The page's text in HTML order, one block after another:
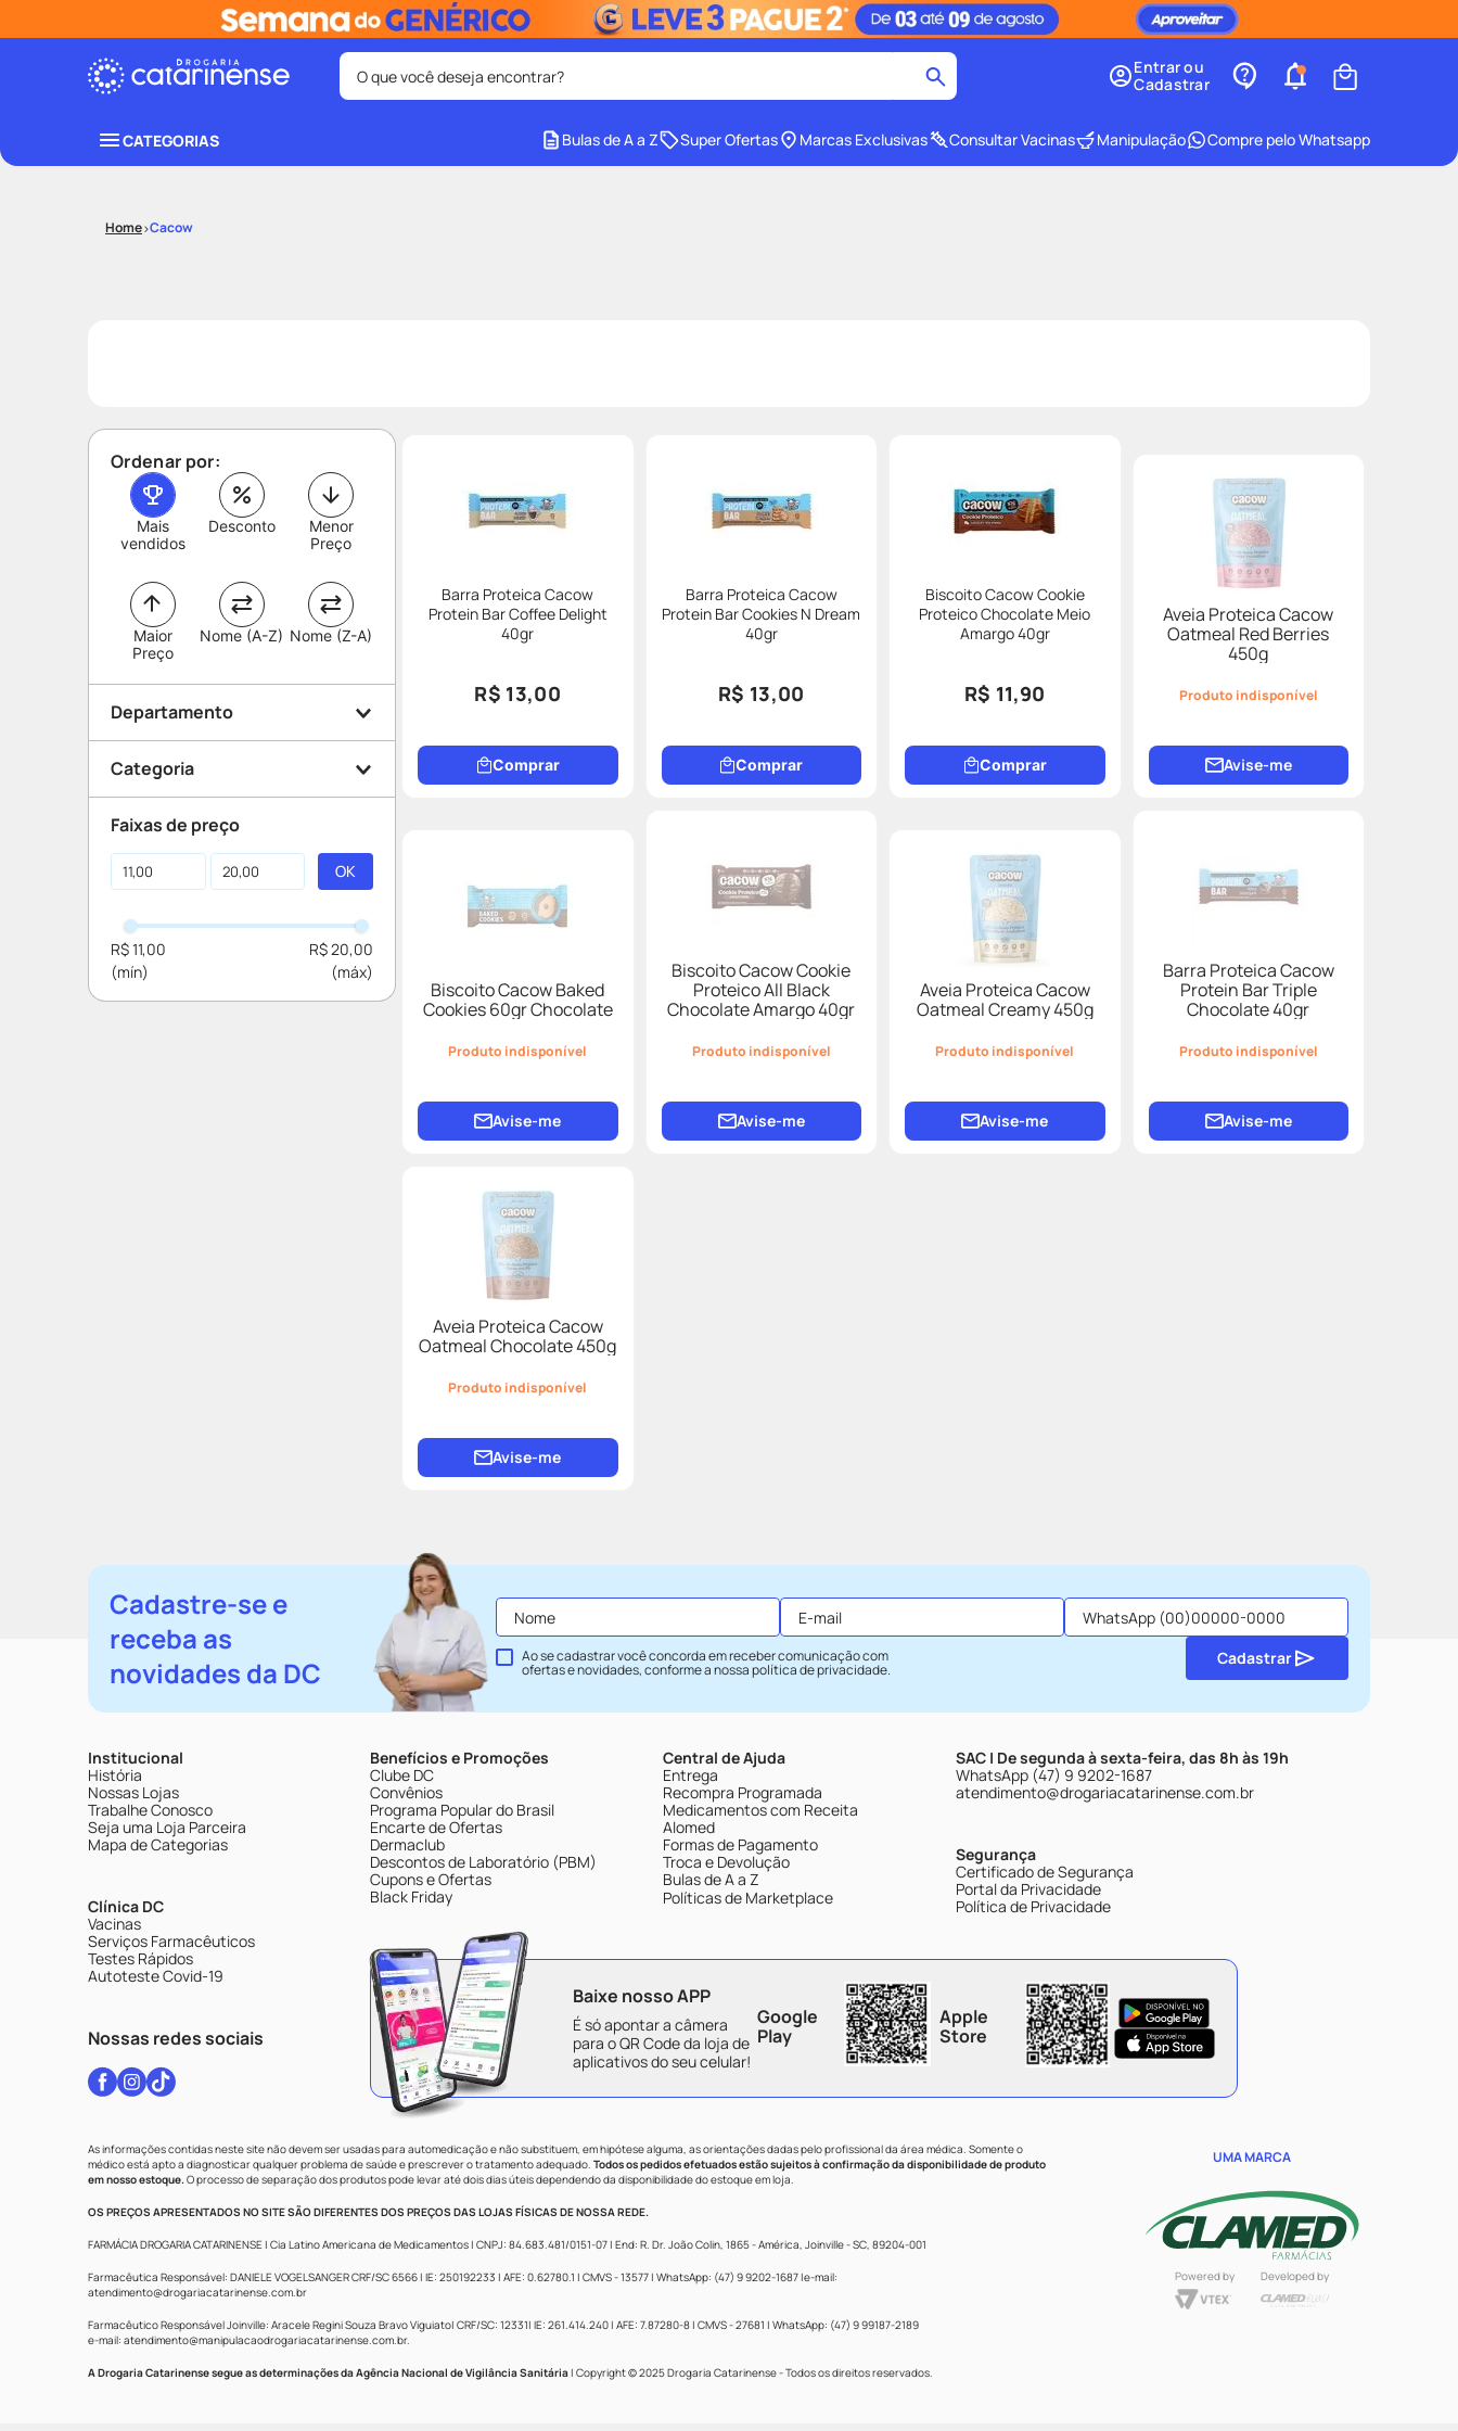
O que você deseja encontrar?
Entrar ou
Cadastrar
CATEGORIAS Bulas de A a Z Super Ofertas Marcas Exclusivas Consultar Vacinas Manipulação Compre pelo Whatsapp
Cacow
Ordenar por:
Mais
vendidos
Desconto
Maior
Preço
Menor
Preço
Nome (A-Z) Nome (Z-A)
Departamento
Dieta e Suplemento
Categoria
Barrinhas e Snacks
Faixas de preço
R$ 11,00 R$ 20,00
Barra Proteica Cacow
Protein Bar Coffee Delight
40gr
R$ 13,00
Comprar
Barra Proteica Cacow
Protein Bar Cookies N Dream
40gr
R$ 13,00
Comprar
Biscoito Cacow Cookie
Proteico Chocolate Meio
Amargo 40gr
R$ 11,90
Comprar
Aveia Proteica Cacow
Oatmeal Red Berries
450g
Produto indisponível
Avise-me
Biscoito Cacow Baked
Cookies 60gr Chocolate
Produto indisponível
Avise-me
Biscoito Cacow Cookie
Proteico All Black
Chocolate Amargo 40gr
Produto indisponível
Avise-me
Aveia Proteica Cacow
Oatmeal Creamy 450g
Produto indisponível
Avise-me
Barra Proteica Cacow
Protein Bar Triple
Chocolate 40gr
Produto indisponível
Avise-me
Aveia Proteica Cacow
Oatmeal Chocolate 450g
Produto indisponível
Avise-me
Cadastre-se e
receba as
novidades da DC
Ao se cadastrar você concorda em receber comunicação com
ofertas e novidades, conforme a nossapolítica de privacidade.
Cadastrar
Institucional
História
Nossas Lojas
Trabalhe Conosco
Seja uma Loja Parceira
Mapa de Categorias
Clínica DC
Vacinas
Serviços Farmacêuticos
Testes Rápidos
Autoteste Covid-19
Nossas redes sociais
Benefícios e Promoções
Clube DC
Convênios
Programa Popular do Brasil
Encarte de Ofertas
Dermaclub
Descontos de Laboratório (PBM)
Cupons e Ofertas
Black Friday
Central de Ajuda
Entrega
Recompra Programada
Medicamentos com Receita
Alomed
Formas de Pagamento
Troca e Devolução
Bulas de A a Z
Políticas de Marketplace
SAC | De segunda à sexta-feira, das 8h às 19h
WhatsApp (47) 9 9202-1687
atendimento@drogariacatarinense.com.br
Segurança
Certificado de Segurança
Portal da Privacidade
Política de Privacidade
Baixe nosso APP
É só apontar a câmera
para o QR Code da loja de
aplicativos do seu celular!
Google
Play
Apple
Store
As informações contidas neste site não devem ser usadas para automedicação e não substituem, em hipótese alguma, as orientações dadas pelo profissional da área médica. Somente o
médico está apto a diagnosticar qualquer problema de saúde e prescrever o tratamento adequado. Todos os pedidos efetuados estão sujeitos à confirmação da disponibilidade de produto
em nosso estoque.O processo de separação dos produtos pode levar até dois dias úteis dependendo da disponibilidade do estoque em loja.
OS PREÇOS APRESENTADOS NO SITE SÃO DIFERENTES DOS PREÇOS DAS LOJAS FÍSICAS DE NOSSA REDE.
FARMÁCIA DROGARIA CATARINENSE | Cia Latino Americana de Medicamentos | CNPJ: 84.683.481/0151-07 | End: R. Dr. João Colin, 1865 - América, Joinville - SC, 89204-001
Farmacêutica Responsável: DANIELE VOGELSANGER CRF/SC 6566 | IE: 250192233 | AFE: 0.62780.1 | CMVS - 13577 | WhatsApp: (47) 9 9202-1687 |e-mail:
atendimento@drogariacatarinense.com.br
Farmacêutico Responsável Joinville: Aracele Regini Souza Bravo Viguiato| CRF/SC: 12331| IE: 261.414.240 | AFE: 7.87280-8 | CMVS - 27681 | WhatsApp: (47) 9 99187-2189
e-mail: atendimento@manipulacaodrogariacatarinense.com.br.
A Drogaria Catarinense segue as determinações da Agência Nacional de Vigilância Sanitária | Copyright © 2025 Drogaria Catarinense - Todos os direitos reservados.
UMA MARCA
Powered by Developed by